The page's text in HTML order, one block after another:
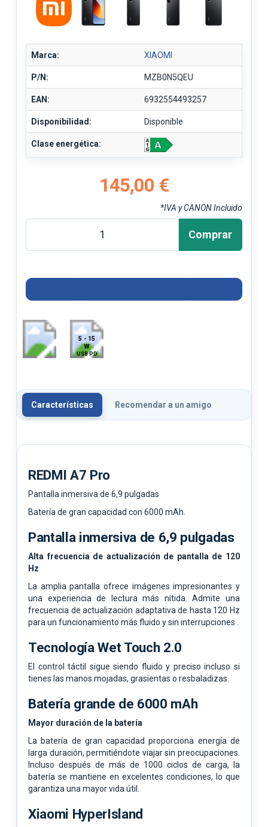
Marca: XIAOMI
P/N: MZB0N5QEU
EAN: 6932554493257
Disponibilidad: Disponible
Clase energética:
145,00 €
*IVA y CANON Incluido
Comprar
5 - 15
W
USB PD
Características Recomendar a un amigo
REDMI A7 Pro
Pantalla inmersiva de 6,9 ​​pulgadas
Batería de gran capacidad con 6000 mAh.
Pantalla inmersiva de 6,9 ​​pulgadas
Alta frecuencia de actualización de pantalla de 120
Hz
La amplia pantalla ofrece imágenes impresionantes y
una experiencia de lectura más nítida. Admite una
frecuencia de actualización adaptativa de hasta 120 Hz
para un funcionamiento más fluido y sin interrupciones .
Tecnología Wet Touch 2.0
El control táctil sigue siendo fluido y preciso incluso si
tienes las manos mojadas, grasientas o resbaladizas.
Batería grande de 6000 mAh
Mayor duración de la batería
La batería de gran capacidad proporciona energía de
larga duración, permitiéndote viajar sin preocupaciones.
Incluso después de más de 1000 ciclos de carga, la
batería se mantiene en excelentes condiciones, lo que
garantiza una mayor vida útil.
Xiaomi HyperIsland